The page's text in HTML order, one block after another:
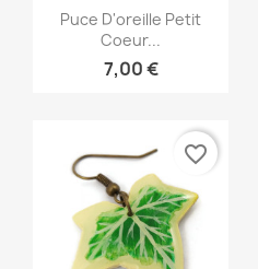
Aperçu rapide
Puce D'oreille Petit
Coeur...
7,00 €
favorite_border